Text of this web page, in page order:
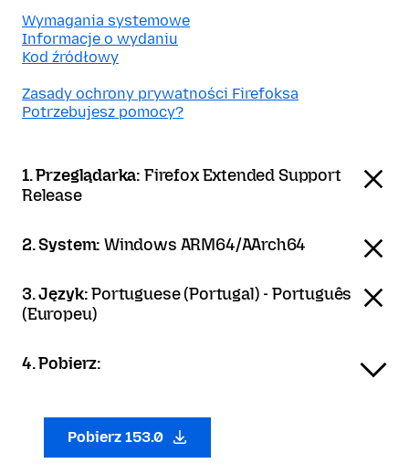
Wymagania systemowe
Informacje o wydaniu
Kod źródłowy
Zasady ochrony prywatności Firefoksa
Potrzebujesz pomocy?
1. Przeglądarka: Firefox Extended Support
Release
2. System:Windows ARM64/AArch64
3. Język:Portuguese (Portugal) - Português
(Europeu)
4. Pobierz:
Pobierz 153.0